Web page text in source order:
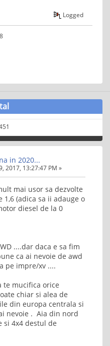
Logged
in 2020...
2017, 13:27:47 PM »
mai usor sa dezvolte
(adica sa ii adauge o
diesel de la 0
....dar daca e sa fim
ca ai nevoie de awd
pe impre/xv ....
te mucifica orice
chiar si alea de
din europa centrala si
nevoie . Aia din nord
si 4x4 destul de